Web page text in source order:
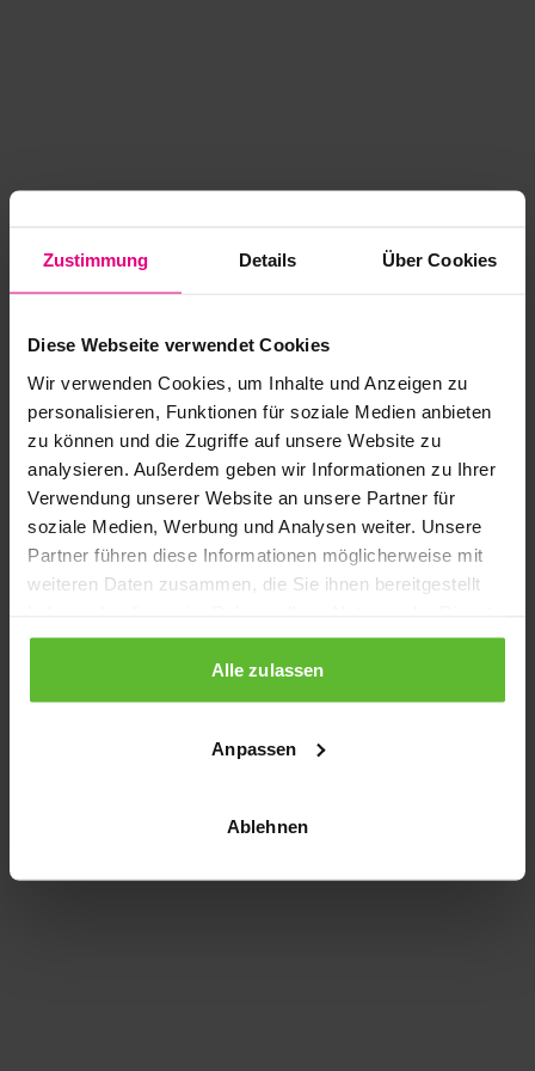
Zustimmung Details Über Cookies
Diese Webseite verwendet Cookies
Wir verwenden Cookies, um Inhalte und Anzeigen zu
personalisieren, Funktionen für soziale Medien anbieten
zu können und die Zugriffe auf unsere Website zu
analysieren. Außerdem geben wir Informationen zu Ihrer
Verwendung unserer Website an unsere Partner für
soziale Medien, Werbung und Analysen weiter. Unsere
Partner führen diese Informationen möglicherweise mit
weiteren Daten zusammen, die Sie ihnen bereitgestellt
gesammelt haben.
Alle zulassen
Anpassen
Ablehnen
Application error: a client-side exception has occurred
loading www.kurzwego.de (see the browser console for more
information).